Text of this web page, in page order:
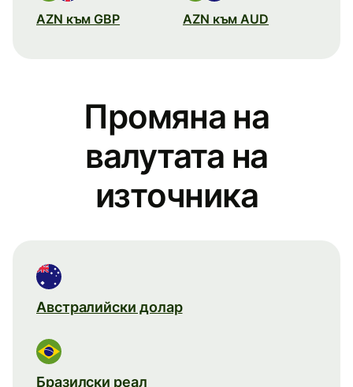
AZN към GBP AZN към AUD
Промяна на
валутата на
източника
Австралийски долар
Бразилски реал